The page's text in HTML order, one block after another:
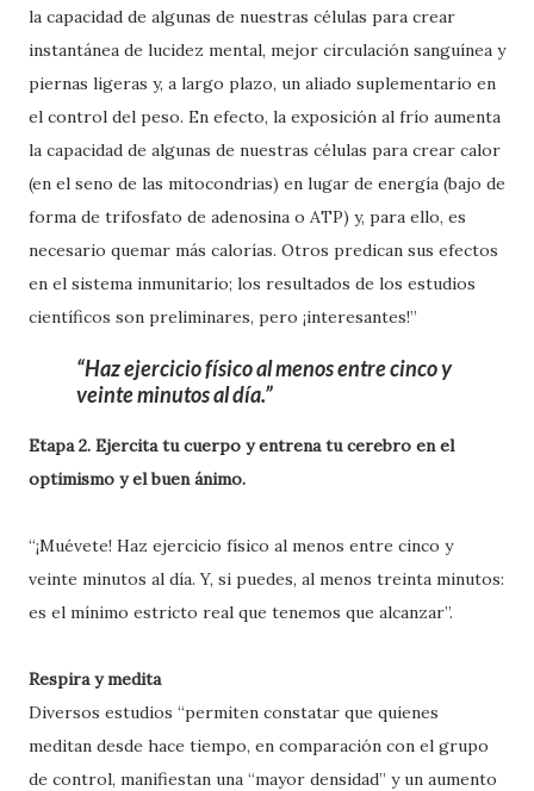
la capacidad de algunas de nuestras células para crear
instantánea de lucidez mental, mejor circulación sanguínea y
piernas ligeras y, a largo plazo, un aliado suplementario en
el control del peso. En efecto, la exposición al frío aumenta
la capacidad de algunas de nuestras células para crear calor
(en el seno de las mitocondrias) en lugar de energía (bajo de
forma de trifosfato de adenosina o ATP) y, para ello, es
necesario quemar más calorías. Otros predican sus efectos
en el sistema inmunitario; los resultados de los estudios
científicos son preliminares, pero ¡interesantes!”
Haz ejercicio físico al menos entre cinco y
veinte minutos al día.
Etapa 2. Ejercita tu cuerpo y entrena tu cerebro en el
optimismo y el buen ánimo.
“¡Muévete! Haz ejercicio físico al menos entre cinco y
veinte minutos al día. Y, si puedes, al menos treinta minutos:
es el mínimo estricto real que tenemos que alcanzar”.
Respira y medita
Diversos estudios “permiten constatar que quienes
meditan desde hace tiempo, en comparación con el grupo
de control, manifiestan una “mayor densidad” y un aumento